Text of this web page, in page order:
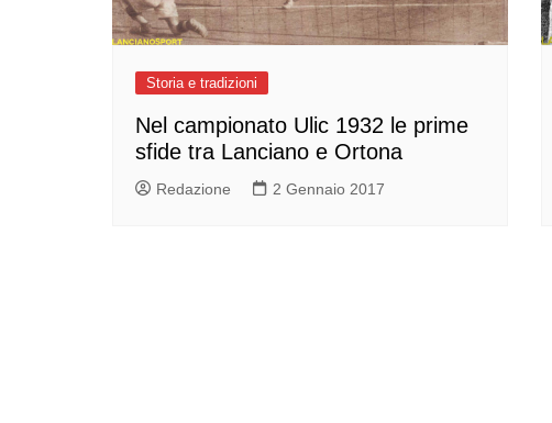
Storia e tradizioni
Nel campionato Ulic 1932 le prime
sfide tra Lanciano e Ortona
Redazione 2 Gennaio 2017